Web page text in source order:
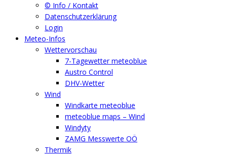
© Info / Kontakt
Datenschutzerklärung
Login
Meteo-Infos
Wettervorschau
7-Tagewetter meteoblue
Austro Control
DHV-Wetter
Wind
Windkarte meteoblue
meteoblue maps – Wind
Windyty
ZAMG Messwerte OÖ
Thermik